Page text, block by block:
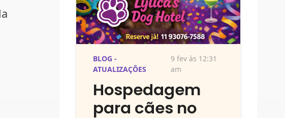
BLOG -
ATUALIZAÇÕES
9 fev às 12:31
am
Hospedagem
para cães no